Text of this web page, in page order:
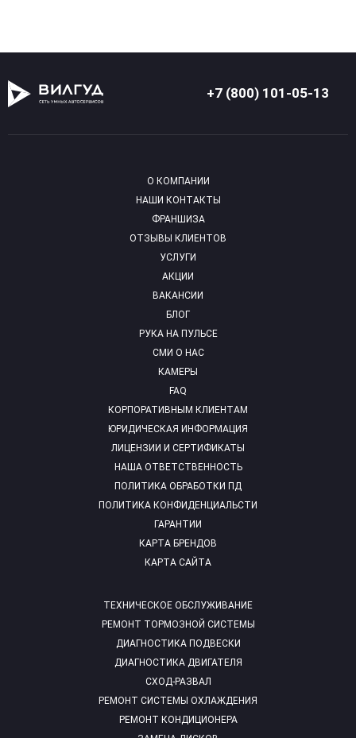
+7 (800) 101-05-13
О КОМПАНИИ
НАШИ КОНТАКТЫ
ФРАНШИЗА
ОТЗЫВЫ КЛИЕНТОВ
УСЛУГИ
АКЦИИ
ВАКАНСИИ
БЛОГ
РУКА НА ПУЛЬСЕ
СМИ О НАС
КАМЕРЫ
FAQ
ТЕХНИЧЕСКОЕ ОБСЛУЖИВАНИЕ
РЕМОНТ ТОРМОЗНОЙ СИСТЕМЫ
ДИАГНОСТИКА ПОДВЕСКИ
ДИАГНОСТИКА ДВИГАТЕЛЯ
СХОД-РАЗВАЛ
РЕМОНТ СИСТЕМЫ ОХЛАЖДЕНИЯ
РЕМОНТ КОНДИЦИОНЕРА
КОРПОРАТИВНЫМ КЛИЕНТАМ
ЮРИДИЧЕСКАЯ ИНФОРМАЦИЯ
ЛИЦЕНЗИИ И СЕРТИФИКАТЫ
НАША ОТВЕТСТВЕННОСТЬ
ПОЛИТИКА ОБРАБОТКИ ПД
ПОЛИТИКА КОНФИДЕНЦИАЛЬСТИ
ГАРАНТИИ
КАРТА БРЕНДОВ
КАРТА САЙТА